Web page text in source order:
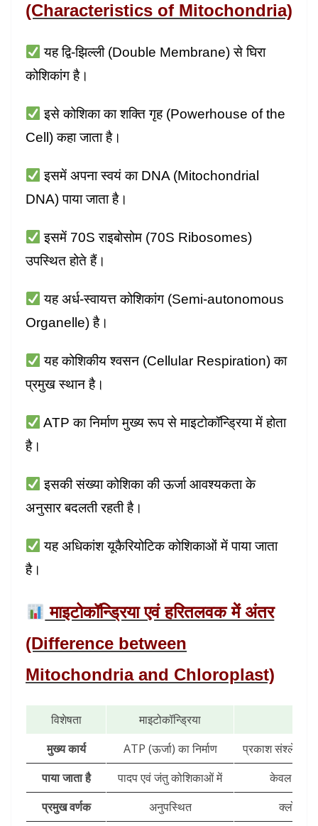
(Characteristics of Mitochondria)
यह द्वि-झिल्ली (Double Membrane) से घिरा
कोशिकांग है।
इसे कोशिका का शक्ति गृह (Powerhouse of the
Cell) कहा जाता है।
इसमें अपना स्वयं का DNA (Mitochondrial
DNA) पाया जाता है।
इसमें 70S राइबोसोम (70S Ribosomes)
उपस्थित होते हैं।
यह अर्ध-स्वायत्त कोशिकांग (Semi-autonomous
Organelle) है।
यह कोशिकीय श्वसन (Cellular Respiration) का
प्रमुख स्थान है।
ATP का निर्माण मुख्य रूप से माइटोकॉन्ड्रिया में होता
है।
इसकी संख्या कोशिका की ऊर्जा आवश्यकता के
अनुसार बदलती रहती है।
यह अधिकांश यूकैरियोटिक कोशिकाओं में पाया जाता
है।
माइटोकॉन्ड्रिया एवं हरितलवक में अंतर
(Difference between
Mitochondria and Chloroplast)
विशेषता माइटोकॉन्ड्रिया
मुख्य कार्य
ATP (ऊर्जा) का निर्माण
प्रकाश संश्लेषण
पाया जाता है
पादप एवं जंतु कोशिकाओं में
केवल
प्रमुख वर्णक
अनुपस्थित